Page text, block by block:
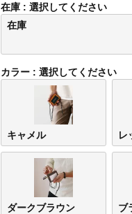
在庫
選択してください
在庫
カラー 選択してください
キャメル レ
ダークブラウン ブ